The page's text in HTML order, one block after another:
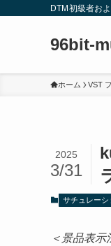
DTM初級者お
96bit-
ホーム VST
2025
3/31
サチュレーシ
＜景品表